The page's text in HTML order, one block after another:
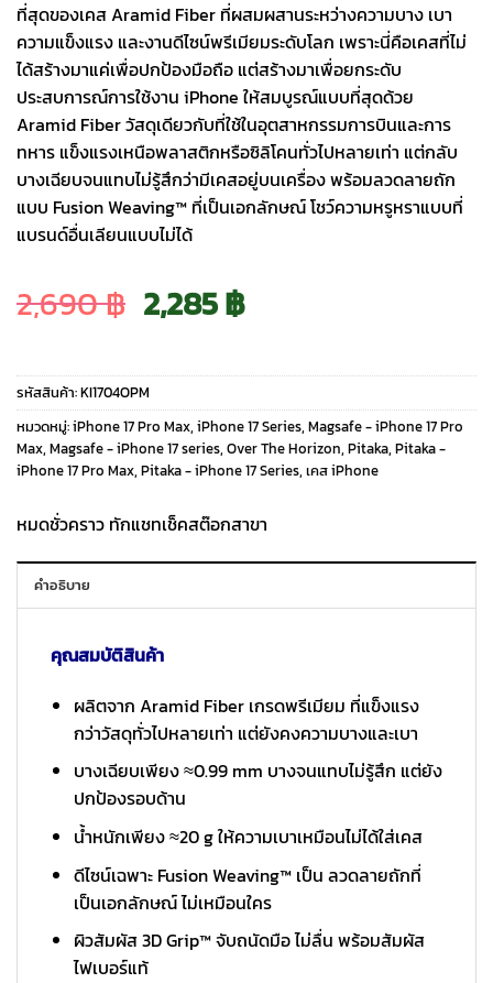
ที่สุดของเคส Aramid Fiber ที่ผสมผสานระหว่างความบาง เบา
ความแข็งแรง และงานดีไซน์พรีเมียมระดับโลก เพราะนี่คือเคสที่ไม่
ได้สร้างมาแค่เพื่อปกป้องมือถือ แต่สร้างมาเพื่อยกระดับ
ประสบการณ์การใช้งาน iPhone ให้สมบูรณ์แบบที่สุดด้วย
Aramid Fiber วัสดุเดียวกับที่ใช้ในอุตสาหกรรมการบินและการ
ทหาร แข็งแรงเหนือพลาสติกหรือซิลิโคนทั่วไปหลายเท่า แต่กลับ
บางเฉียบจนแทบไม่รู้สึกว่ามีเคสอยู่บนเครื่อง พร้อมลวดลายถัก
แบบ Fusion Weaving™ ที่เป็นเอกลักษณ์ โชว์ความหรูหราแบบที่
แบรนด์อื่นเลียนแบบไม่ได้
2,690฿ Original
price
was:
2,690 ฿.
2,285฿Current
price
is:
2,285 ฿.
รหัสสินค้า:KI1704OPM
หมวดหมู่:iPhone 17 Pro Max, iPhone 17 Series, Magsafe - iPhone 17 Pro
Max, Magsafe - iPhone 17 series, Over The Horizon, Pitaka, Pitaka -
iPhone 17 Pro Max, Pitaka - iPhone 17 Series, เคส iPhone
หมดชั่วคราว ทักแชทเช็คสต๊อกสาขา
คำอธิบาย
คุณสมบัติสินค้า
ผลิตจาก Aramid Fiber เกรดพรีเมียม ที่แข็งแรง
กว่าวัสดุทั่วไปหลายเท่า แต่ยังคงความบางและเบา
บางเฉียบเพียง ≈0.99 mm บางจนแทบไม่รู้สึก แต่ยัง
ปกป้องรอบด้าน
น้ำหนักเพียง ≈20 g ให้ความเบาเหมือนไม่ได้ใส่เคส
ดีไซน์เฉพาะ Fusion Weaving™ เป็น ลวดลายถักที่
เป็นเอกลักษณ์ ไม่เหมือนใคร
ผิวสัมผัส 3D Grip™ จับถนัดมือ ไม่ลื่น พร้อมสัมผัส
ไฟเบอร์แท้